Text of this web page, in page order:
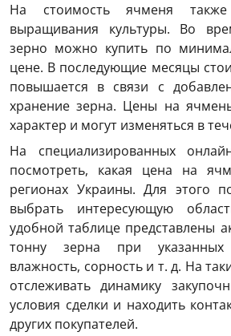
На стоимостьячменя
выращивания культуры. Во
зерно можно купить по
цене. В последующие месяцы
повышается в связи с
хранение зерна. Цены на
характер и могут изменяться в
На специализированных
посмотреть, какая цена на
регионах Украины. Для этого
выбрать интересующую
удобной таблице представлены
тонну зерна при указанных
влажность, сорность и т. д. На
отслеживатьдинамику
условия сделки и находить
других покупателей.